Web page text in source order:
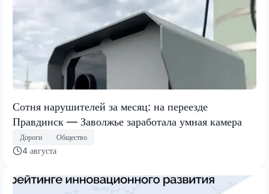
Сотня нарушителей за месяц: на переезде
Правдинск — Заволжье заработала умная камера
Дороги Общество
4 августа